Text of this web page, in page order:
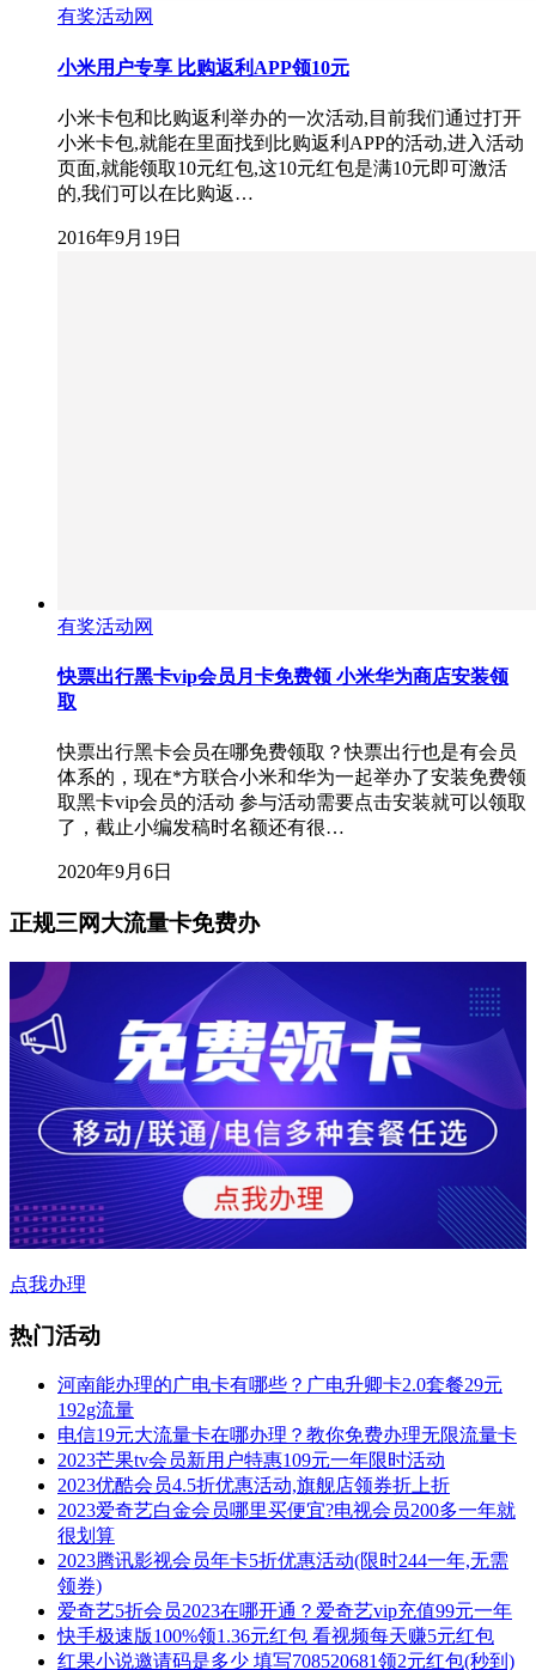
有奖活动网
小米用户专享 比购返利APP领10元
小米卡包和比购返利举办的一次活动,目前我们通过打开
小米卡包,就能在里面找到比购返利APP的活动,进入活动
页面,就能领取10元红包,这10元红包是满10元即可激活
的,我们可以在比购返…
2016年9月19日
有奖活动网
快票出行黑卡vip会员月卡免费领 小米华为商店安装领
取
快票出行黑卡会员在哪免费领取？快票出行也是有会员
体系的，现在*方联合小米和华为一起举办了安装免费领
取黑卡vip会员的活动 参与活动需要点击安装就可以领取
了，截止小编发稿时名额还有很…
2020年9月6日
正规三网大流量卡免费办
点我办理
热门活动
河南能办理的广电卡有哪些？广电升卿卡2.0套餐29元
192g流量
电信19元大流量卡在哪办理？教你免费办理无限流量卡
2023芒果tv会员新用户特惠109元一年限时活动
2023优酷会员4.5折优惠活动,旗舰店领券折上折
2023爱奇艺白金会员哪里买便宜?电视会员200多一年就
很划算
2023腾讯影视会员年卡5折优惠活动(限时244一年,无需
领券)
爱奇艺5折会员2023在哪开通？爱奇艺vip充值99元一年
快手极速版100%领1.36元红包 看视频每天赚5元红包
红果小说邀请码是多少 填写708520681领2元红包(秒到)